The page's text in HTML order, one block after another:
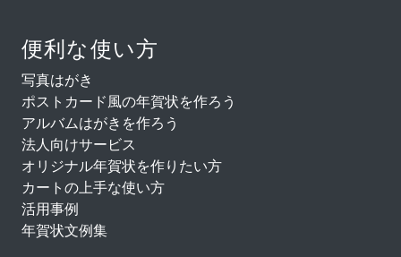
便利な使い方
写真はがき
ポストカード風の年賀状を作ろう
アルバムはがきを作ろう
法人向けサービス
オリジナル年賀状を作りたい方
カートの上手な使い方
活用事例
年賀状文例集